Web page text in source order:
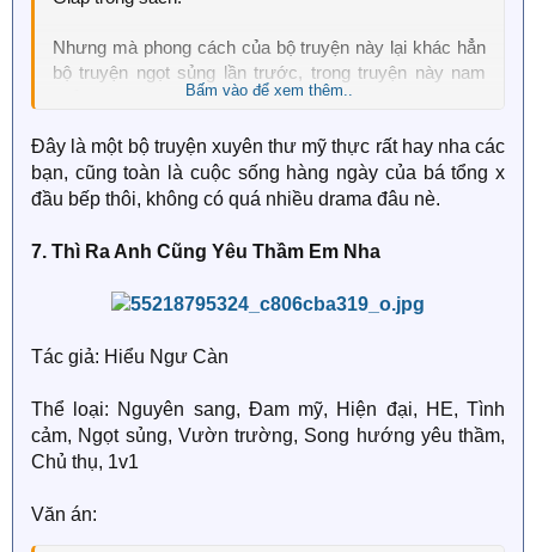
Nhưng mà phong cách của bộ truyện này lại khác hẳn
bộ truyện ngọt sủng lần trước, trong truyện này nam
chủ Nam Đình Lệ đối với nữ chính yêu mà không có
đã qua đời.
Khi đọc tiểu thuyết này, Kỷ Du đau lòng không thôi,
bàn tay vàng nữa, sao còn có thể để cho kết cục BE
nam chủ tổng tài, người không những kén ăn mà còn
có dấu hiệu bị ung thư dạ dày.
Với vườn rau trong tay ta, thức ăn do ta chế biến sẽ
giúp chữa khỏi bệnh tật, cường thân kiện thể, bách độc
bất xâm.
Sau khi không ngừng dỗ dành nam chủ ăn cơm, điều
Bấm vào để xem thêm..
Đây là một bộ truyện xuyên thư mỹ thực rất hay nha các
bạn, cũng toàn là cuộc sống hàng ngày của bá tổng x
đầu bếp thôi, không có quá nhiều drama đâu nè.
7. Thì Ra Anh Cũng Yêu Thầm Em Nha
Tác giả: Hiểu Ngư Càn
Thể loại: Nguyên sang, Đam mỹ, Hiện đại, HE, Tình
cảm, Ngọt sủng, Vườn trường, Song hướng yêu thầm,
Chủ thụ, 1v1
Văn án: